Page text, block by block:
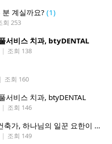
계실까요? (1)
회 253
서비스 치과, btyDENTAL
| 조회 138
| 조회 160
서비스 치과, btyDENTAL
| 조회 146
진짜가 나타났다! 30년 경력 건축가, 하나님의 일꾼 요한이 책임 시공합니다.
| 조회 149